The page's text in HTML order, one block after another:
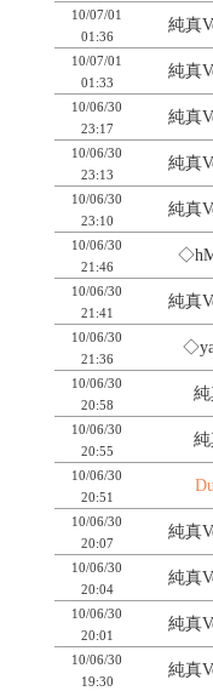
10/07/01
01:36
純真
10/07/01
01:33
純真
10/06/30
23:17
純真
10/06/30
23:13
純真
10/06/30
23:10
純真
10/06/30
21:46
10/06/30
21:41
純真
10/06/30
21:36
10/06/30
20:58
純
10/06/30
20:55
純
10/06/30
20:51
10/06/30
20:07
純真
10/06/30
20:04
純真
10/06/30
20:01
純真
10/06/30
19:30
純真